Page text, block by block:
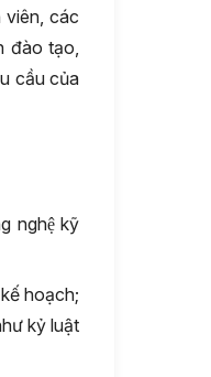
viên, các
đào tạo,
cầu của
nghệ kỹ
hoạch;
kỷ luật